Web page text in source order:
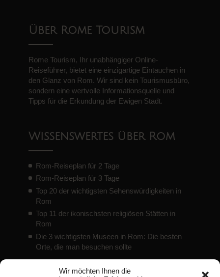
Wir möchten Ihnen die
Über Rome Tourism
Rome Tourism, Ihr unabhängiger Online-
Reiseführer, bietet eine einzigartige Eintauchen in
den Glanz von Rom. Wir sind kein Tourismusbüro,
sondern eine wertvolle Informationsquelle und
Tipps für die Erkundung der Ewigen Stadt.
Wissenswertes über Rom
Rom-Reiseplan für 2 Tage
Rom-Reiseplan für 3 Tage
Top 20 der wichtigsten Sehenswürdigkeiten in
Rom
Top 11 der ikonischsten religiösen Stätten in
Rom
Die 3 wichtigsten Museen in Rom: Die besten
Orte, die man besuchen sollte